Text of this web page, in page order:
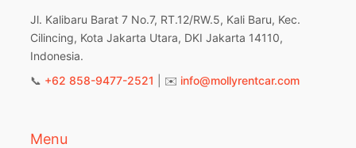
Jl. Kalibaru Barat 7 No.7, RT.12/RW.5, Kali Baru, Kec.
Cilincing, Kota Jakarta Utara, DKI Jakarta 14110,
Indonesia.
📞 +62 858-9477-2521 | ✉️ info@mollyrentcar.com
Menu